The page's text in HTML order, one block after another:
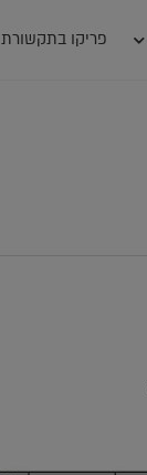
פריקו בתקשורת